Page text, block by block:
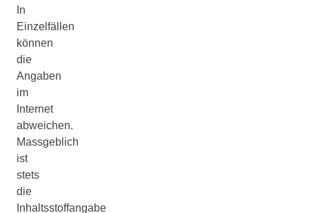
In
Einzelfällen
können
die
Angaben
im
Internet
abweichen.
Massgeblich
ist
stets
die
Inhaltsstoffangabe